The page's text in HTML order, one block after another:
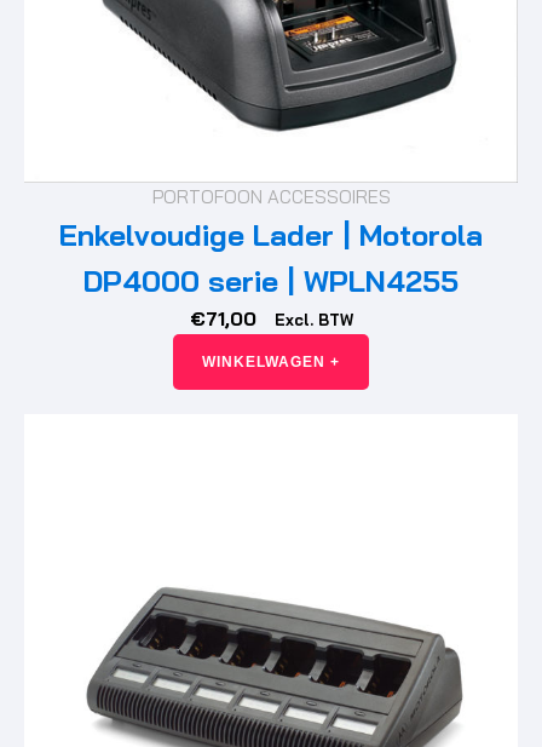
PORTOFOON ACCESSOIRES
Enkelvoudige Lader | Motorola
DP4000 serie | WPLN4255
€71,00 Excl. BTW
WINKELWAGEN +